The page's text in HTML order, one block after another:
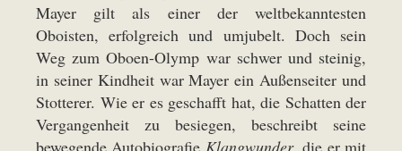
Mayer gilt als einer der weltbekanntesten
Oboisten, erfolgreich und umjubelt. Doch sein
Weg zum Oboen-Olymp war schwer und steinig,
in seiner Kindheit war Mayer ein Außenseiter und
Stotterer. Wie er es geschafft hat, die Schatten der
Vergangenheit zu besiegen, beschreibt seine
bewegende Autobiografie Klangwunder, die er mit